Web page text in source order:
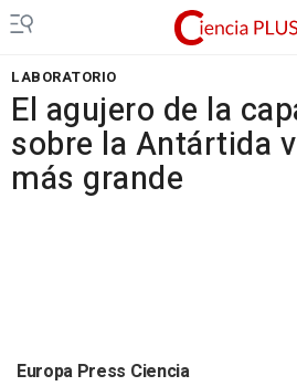
LABORATORIO
El agujero de la
sobre la Antártida
más grande
Europa Press Ciencia